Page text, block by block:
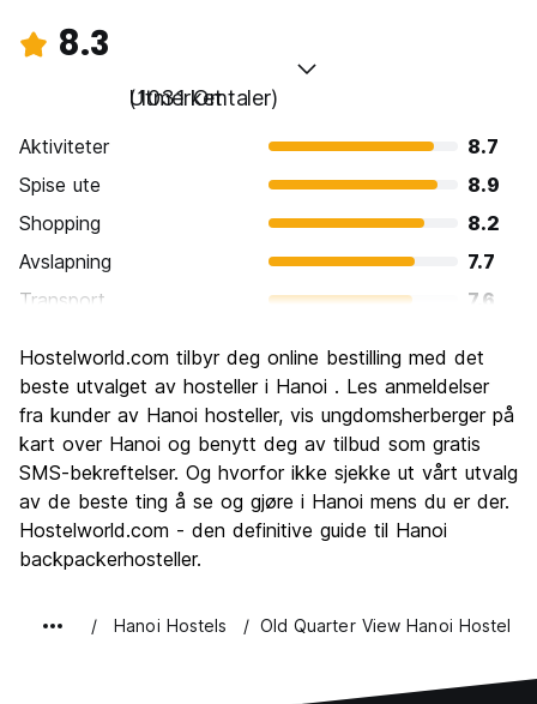
8.3
Utmerket
(1031 Omtaler)
Aktiviteter
8.7
Spise ute
8.9
Shopping
8.2
Avslapning
7.7
Transport
7.6
Kultur
8.9
Feste
7.9
Verdi for pengene
8.8
Hostelworld.com tilbyr deg online bestilling med det
beste utvalget av hosteller i Hanoi . Les anmeldelser
fra kunder av Hanoi hosteller, vis ungdomsherberger på
kart over Hanoi og benytt deg av tilbud som gratis
SMS-bekreftelser. Og hvorfor ikke sjekke ut vårt utvalg
av de beste ting å se og gjøre i Hanoi mens du er der.
Hostelworld.com - den definitive guide til Hanoi
backpackerhosteller.
Hanoi Hostels Old Quarter View Hanoi Hostel